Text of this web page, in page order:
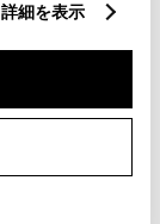
詳細を表示